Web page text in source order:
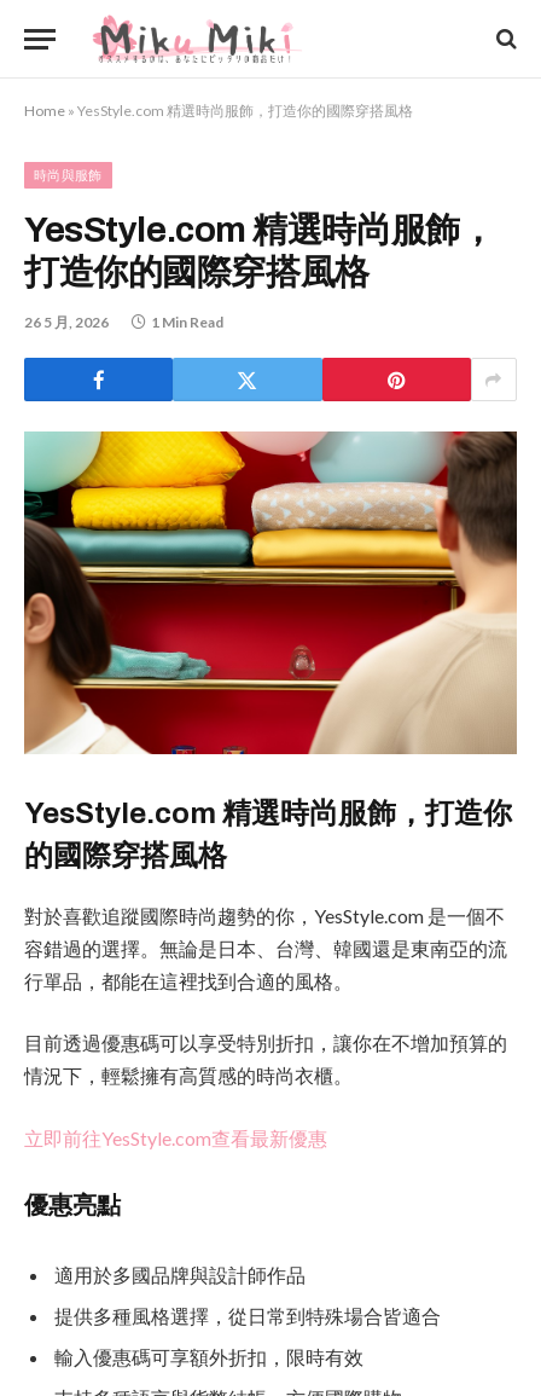
Home » YesStyle.com 精選時尚服飾，打造你的國際穿搭風格
時尚與服飾
YesStyle.com 精選時尚服飾，
打造你的國際穿搭風格
26 5 月, 2026 1 Min Read
YesStyle.com 精選時尚服飾，打造你
的國際穿搭風格
對於喜歡追蹤國際時尚趨勢的你，YesStyle.com 是一個不
容錯過的選擇。無論是日本、台灣、韓國還是東南亞的流
行單品，都能在這裡找到合適的風格。
目前透過優惠碼可以享受特別折扣，讓你在不增加預算的
情況下，輕鬆擁有高質感的時尚衣櫃。
立即前往YesStyle.com查看最新優惠
優惠亮點
適用於多國品牌與設計師作品
提供多種風格選擇，從日常到特殊場合皆適合
輸入優惠碼可享額外折扣，限時有效